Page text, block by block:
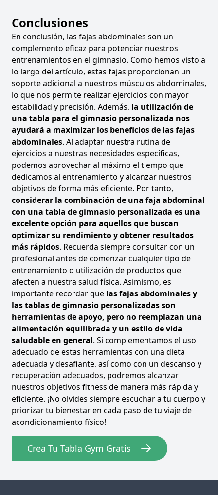
Conclusiones
En conclusión, las fajas abdominales son un
complemento eficaz para potenciar nuestros
entrenamientos en el gimnasio. Como hemos visto a
lo largo del artículo, estas fajas proporcionan un
soporte adicional a nuestros músculos abdominales,
lo que nos permite realizar ejercicios con mayor
estabilidad y precisión. Además, la utilización de
una tabla para el gimnasio personalizada nos
ayudará a maximizar los beneficios de las fajas
abdominales. Al adaptar nuestra rutina de
ejercicios a nuestras necesidades específicas,
podemos aprovechar al máximo el tiempo que
dedicamos al entrenamiento y alcanzar nuestros
objetivos de forma más eficiente. Por tanto,
considerar la combinación de una faja abdominal
con una tabla de gimnasio personalizada es una
excelente opción para aquellos que buscan
optimizar su rendimiento y obtener resultados
más rápidos. Recuerda siempre consultar con un
profesional antes de comenzar cualquier tipo de
entrenamiento o utilización de productos que
afecten a nuestra salud física. Asimismo, es
importante recordar que las fajas abdominales y
las tablas de gimnasio personalizadas son
herramientas de apoyo, pero no reemplazan una
alimentación equilibrada y un estilo de vida
saludable en general. Si complementamos el uso
adecuado de estas herramientas con una dieta
adecuada y desafiante, así como con un descanso y
recuperación adecuados, podremos alcanzar
nuestros objetivos fitness de manera más rápida y
eficiente. ¡No olvides siempre escuchar a tu cuerpo y
priorizar tu bienestar en cada paso de tu viaje de
acondicionamiento físico!
Crea Tu Tabla Gym Gratis